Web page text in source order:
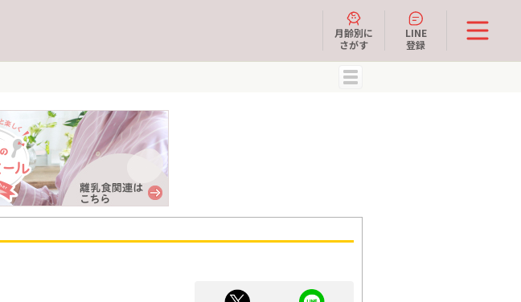
月齢別に
さがす
LINE
登録